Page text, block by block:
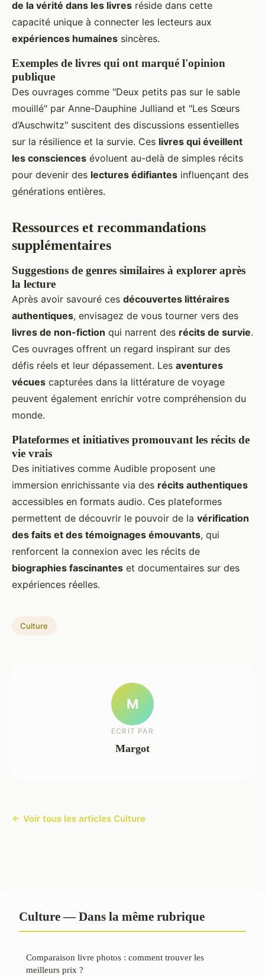
de la vérité dans les livres réside dans cette
capacité unique à connecter les lecteurs aux
expériences humaines sincères.
Exemples de livres qui ont marqué l'opinion
publique
Des ouvrages comme "Deux petits pas sur le sable
mouillé" par Anne-Dauphine Julliand et "Les Sœurs
d’Auschwitz" suscitent des discussions essentielles
sur la résilience et la survie. Ces livres qui éveillent
les consciences évoluent au-delà de simples récits
pour devenir des lectures édifiantes influençant des
générations entières.
Ressources et recommandations
supplémentaires
Suggestions de genres similaires à explorer après
la lecture
Après avoir savouré ces découvertes littéraires
authentiques, envisagez de vous tourner vers des
livres de non-fiction qui narrent des récits de survie.
Ces ouvrages offrent un regard inspirant sur des
défis réels et leur dépassement. Les aventures
vécues capturées dans la littérature de voyage
peuvent également enrichir votre compréhension du
monde.
Plateformes et initiatives promouvant les récits de
vie vrais
Des initiatives comme Audible proposent une
immersion enrichissante via des récits authentiques
accessibles en formats audio. Ces plateformes
permettent de découvrir le pouvoir de la vérification
des faits et des témoignages émouvants, qui
renforcent la connexion avec les récits de
biographies fascinantes et documentaires sur des
expériences réelles.
Culture
M
ECRIT PAR
Margot
← Voir tous les articles Culture
Culture — Dans la même rubrique
Comparaison livre photos : comment trouver les
meilleurs prix ?